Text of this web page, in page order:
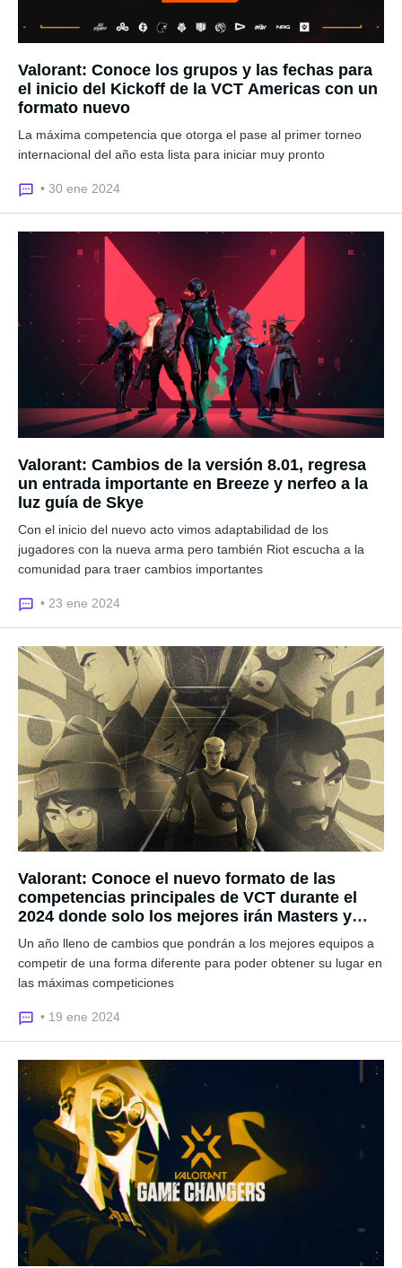
Valorant: Conoce los grupos y las fechas para
el inicio del Kickoff de la VCT Americas con un
formato nuevo
La máxima competencia que otorga el pase al primer torneo
internacional del año esta lista para iniciar muy pronto
• 30 ene 2024
Valorant: Cambios de la versión 8.01, regresa
un entrada importante en Breeze y nerfeo a la
luz guía de Skye
Con el inicio del nuevo acto vimos adaptabilidad de los
jugadores con la nueva arma pero también Riot escucha a la
comunidad para traer cambios importantes
• 23 ene 2024
Valorant: Conoce el nuevo formato de las
competencias principales de VCT durante el
2024 donde solo los mejores irán Masters y
Champions
Un año lleno de cambios que pondrán a los mejores equipos a
competir de una forma diferente para poder obtener su lugar en
las máximas competiciones
• 19 ene 2024